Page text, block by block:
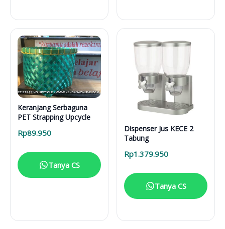
Keranjang Serbaguna
PET Strapping Upcycle
Rp89.950
Tanya CS
Dispenser Jus KECE 2
Tabung
Rp1.379.950
Tanya CS